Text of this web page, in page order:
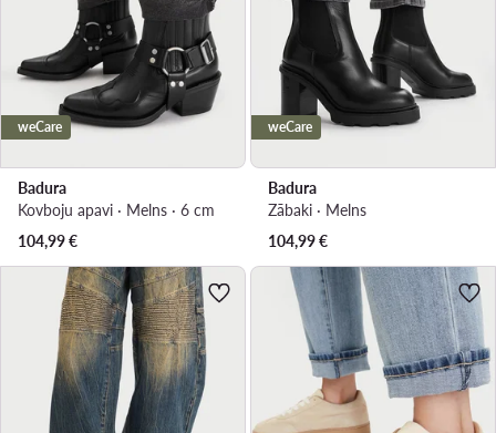
weCare
Badura
Kovboju apavi · Melns · 6 cm
104,99€
weCare
Badura
Zābaki · Melns
104,99€